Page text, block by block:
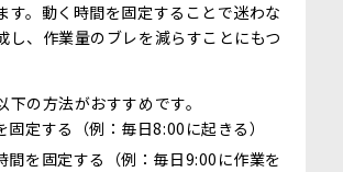
す。動く時間を固定することで迷わな
し、作業量のブレを減らすことにもつ
下の方法がおすすめです。
固定する（例：毎日8:00に起きる）
間を固定する（例：毎日9:00に作業を